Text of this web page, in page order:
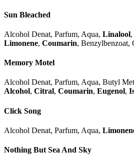
Sun Bleached
Alcohol Denat, Parfum, Aqua, Linalool
Limonene, Coumarin, Benzylbenzoat,
Memory Motel
Alcohol Denat, Parfum, Aqua, Butyl
Alcohol, Citral, Coumarin, Eugenol,
Click Song
Alcohol Denat, Parfum, Aqua,
Nothing But Sea And Sky